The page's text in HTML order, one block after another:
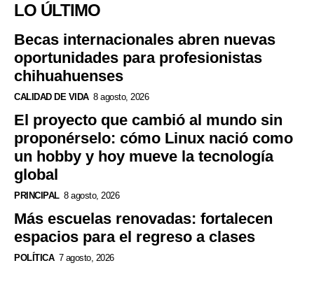
LO ÚLTIMO
Becas internacionales abren nuevas
oportunidades para profesionistas
chihuahuenses
CALIDAD DE VIDA 8 agosto, 2026
El proyecto que cambió al mundo sin
proponérselo: cómo Linux nació como
un hobby y hoy mueve la tecnología
global
PRINCIPAL 8 agosto, 2026
Más escuelas renovadas: fortalecen
espacios para el regreso a clases
POLÍTICA 7 agosto, 2026